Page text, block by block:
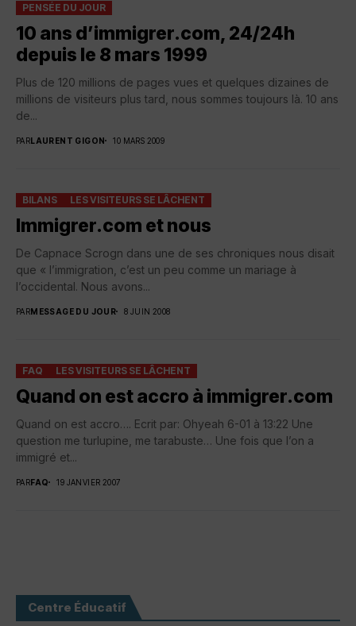
PENSÉE DU JOUR
10 ans d’immigrer.com, 24/24h
depuis le 8 mars 1999
Plus de 120 millions de pages vues et quelques dizaines de
millions de visiteurs plus tard, nous sommes toujours là. 10 ans
de...
PARLAURENT GIGON 10 MARS 2009
BILANS LES VISITEURS SE LÂCHENT
Immigrer.com et nous
De Capnace Scrogn dans une de ses chroniques nous disait
que « l’immigration, c’est un peu comme un mariage à
l’occidental. Nous avons...
PARMESSAGE DU JOUR 8 JUIN 2008
FAQ LES VISITEURS SE LÂCHENT
Quand on est accro à immigrer.com
Quand on est accro…. Ecrit par: Ohyeah 6-01 à 13:22 Une
question me turlupine, me tarabuste… Une fois que l’on a
immigré et...
PARFAQ 19 JANVIER 2007
Centre Éducatif